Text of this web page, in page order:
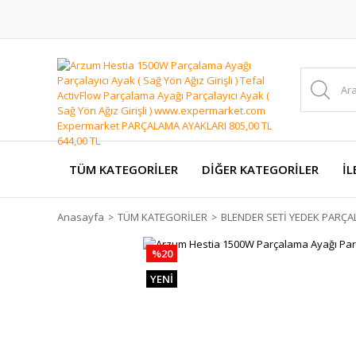
TÜM KATEGORİLER DİĞER KATEGORİLER
Anasayfa TÜM KATEGORİLER BLENDER SETİ YEDEK
%20
YENİ